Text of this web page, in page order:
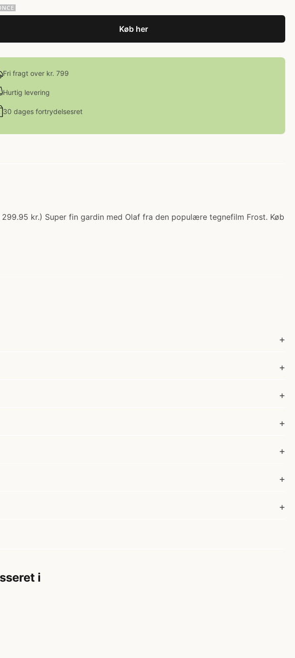
Køb her
Fri fragt over kr. 799
Hurtig levering
30 dages fortrydelsesret
kr.) Super fin gardin med Olaf fra den populære tegnefilm Frost. Køb
i